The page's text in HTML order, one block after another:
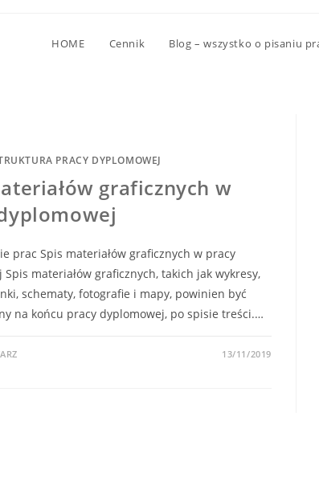
HOME Cennik Blog – wszystko o pisaniu
PRACY DYPLOMOWEJ
graficznych w
prac Spis materiałów graficznych w pracy
materiałów graficznych, takich jak wykresy,
schematy, fotografie i mapy, powinien być
na końcu pracy dyplomowej, po spisie treści.…
13/11/2019